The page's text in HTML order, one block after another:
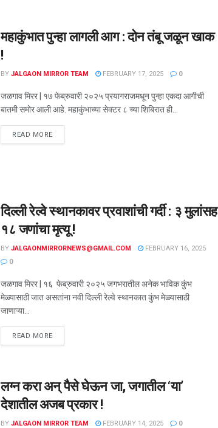
महाकुंभात पुन्हा लागली आग : दोन तंबू जळून खाक
!
BY JALGAON MIRROR TEAM FEBRUARY 17, 2025 0
जळगाव मिरर | १७ फेब्रुवारी २०२५ प्रयागराजमधून पुन्हा एकदा आगीची
बातमी समोर आली आहे. महाकुंभाच्या सेक्‍टर ८ च्या शिबिरात ही...
READ MORE
दिल्ली रेल्वे स्थानकावर प्रवाशांची गर्दी : ३ मुलांसह
१८ जणांचा मृत्यू !
BY JALGAONMIRRORNEWS@GMAIL.COM
FEBRUARY 16, 2025
0
जळगाव मिरर | १६ फेब्रुवारी २०२५ जगभरातील अनेक भाविक कुंभ
मेळ्यासाठी जात असतांना नवी दिल्ली रेल्वे स्थानकात कुंभ मेळ्यासाठी
जाणाऱ्या...
READ MORE
लग्न करा अन् पैसे घेऊन जा, जगातील ‘या’
देशातील अजब प्रकार !
BY JALGAON MIRROR TEAM FEBRUARY 14, 2025 0